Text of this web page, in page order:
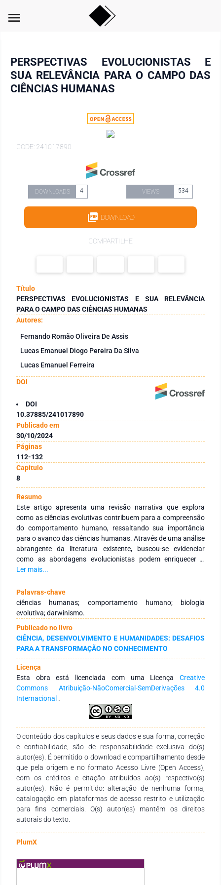
menu
PERSPECTIVAS EVOLUCIONISTAS E
SUA RELEVÂNCIA PARA O CAMPO DAS
CIÊNCIAS HUMANAS
CODE: 241017890
DOWNLOADS 4 VIEWS 534
DOWNLOAD
COMPARTILHE
Título
PERSPECTIVAS EVOLUCIONISTAS E SUA RELEVÂNCIA
PARA O CAMPO DAS CIÊNCIAS HUMANAS
Autores:
Fernando Romão Oliveira De Assis
Lucas Emanuel Diogo Pereira Da Silva
Lucas Emanuel Ferreira
DOI
DOI
10.37885/241017890
Publicado em
30/10/2024
Páginas
112-132
Capítulo
8
Resumo
Este artigo apresenta uma revisão narrativa que explora
como as ciências evolutivas contribuem para a compreensão
do comportamento humano, ressaltando sua importância
para o avanço das ciências humanas. Através de uma análise
abrangente da literatura existente, buscou-se evidenciar
como as abordagens evolucionistas podem enriquecer a
investigação interdisciplinar, promovendo um diálogo
apontam para a necessidade de uma maior integração entre
profissionais de diferentes áreas, a fim de evitar equívocos e
promover um entendimento mais holístico do
comportamento na espécie humana. Além de apresentar as
bases teóricas das ciências comportamentais evolucionistas,
explicitamos também contribuições da biologia evolutiva
sobre aspectos como agressão humana e novas evidências a
respeito da desigualdade social, defendemos uma alternativa
mais convergente entre os diferentes campos que lidam com
essas questões, destacando os benefícios dessa
interdisciplinaridade, enaltecendo uma colaboração mais
efetiva entre as ciências evolutivas e as ciências humanas.
Ler mais...
Palavras-chave
ciências humanas; comportamento humano; biologia
evolutiva; darwinismo.
Publicado no livro
CIÊNCIA, DESENVOLVIMENTO E HUMANIDADES: DESAFIOS
PARA A TRANSFORMAÇÃO NO CONHECIMENTO
Licença
Esta obra está licenciada com uma Licença Creative
Commons Atribuição-NãoComercial-SemDerivações 4.0
Internacional .
O conteúdo dos capítulos e seus dados e sua forma, correção
e confiabilidade, são de responsabilidade exclusiva do(s)
autor(es). É permitido o download e compartilhamento desde
que pela origem e no formato Acesso Livre (Open Access),
com os créditos e citação atribuídos ao(s) respectivo(s)
autor(es). Não é permitido: alteração de nenhuma forma,
catalogação em plataformas de acesso restrito e utilização
para fins comerciais. O(s) autor(es) mantêm os direitos
autorais do texto.
PlumX